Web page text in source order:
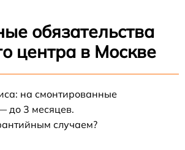
обязательства
центра в Москве
на смонтированные
до 3 месяцев.
случаем?